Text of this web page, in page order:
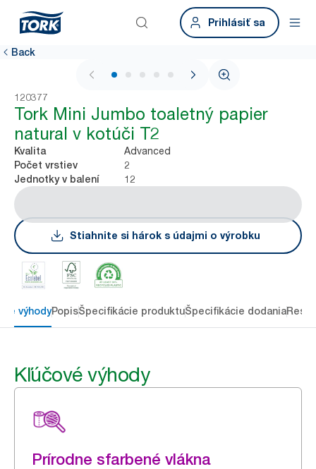
Prihlásiť sa
Back
1 / 6
120377
Tork Mini Jumbo toaletný papier
natural v kotúči T2
Kvalita Advanced
Počet vrstiev 2
Jednotky v balení 12
Stiahnite si hárok s údajmi o výrobku
výhodyPopisŠpecifikácie produktuŠpecifikácie dodania
Kľúčové výhody
Prírodne sfarbené vlákna